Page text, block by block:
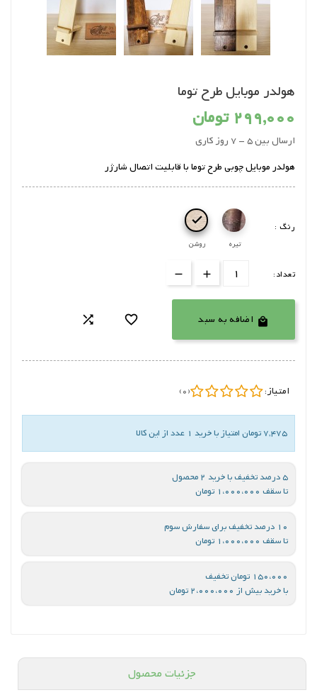
هولدر موبایل طرح توما
299,000 تومان
ارسال بین 5 - 7 روز کاری
هولدر موبایل چوبی طرح توما با قابلیت اتصال شارژر
رنگ :
تیره روشن

تعداد:
 اضافه به سبد 

امتیاز: (0)
7,475 تومان امتیاز با خرید 1 عدد از این کالا
5 درصد تخفیف با خرید 2 محصول
تا سقف 1،000،000 تومان
10 درصد تخفیف برای سفارش سوم
تا سقف 1،000،000 تومان
150،000 تومان تخفیف
با خرید بیش از 2،000،000 تومان
جزئیات محصول